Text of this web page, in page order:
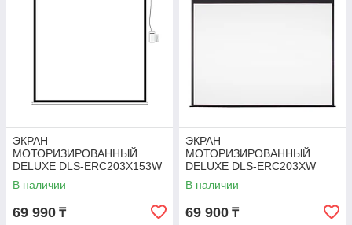
ЭКРАН
МОТОРИЗИРОВАННЫЙ
DELUXE DLS-ERC203X153W
В наличии
69 990 ₸
ЭКРАН
МОТОРИЗИРОВАННЫЙ
DELUXE DLS-ERC203XW
В наличии
69 900 ₸